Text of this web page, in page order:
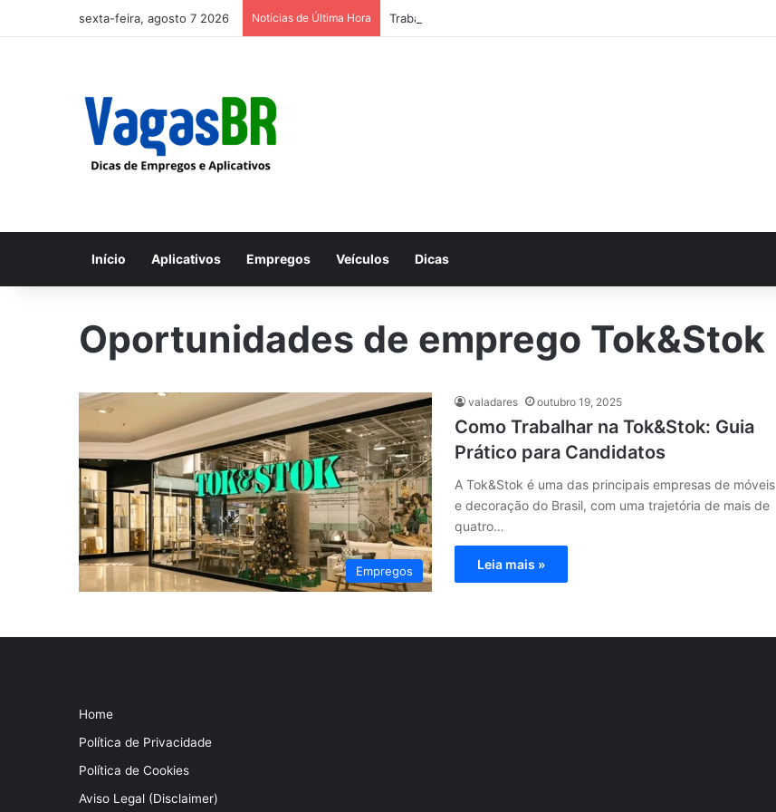
sexta-feira, agosto 7 2026 Notícias de Última Hora Trabalhe conosco: Vagas abertas na Petrobras
Início Aplicativos Empregos Veículos Dicas
Oportunidades de emprego Tok&Stok
Empregos
valadares outubro 19, 2025
Como Trabalhar na Tok&Stok: Guia
Prático para Candidatos
A Tok&Stok é uma das principais empresas de móveis
e decoração do Brasil, com uma trajetória de mais de
quatro…
Leia mais »
Home
Política de Privacidade
Política de Cookies
Aviso Legal (Disclaimer)